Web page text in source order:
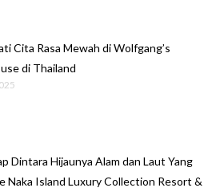
Cita Rasa Mewah di Wolfgang’s
di Thailand
Dintara Hijaunya Alam dan Laut Yang
Naka Island Luxury Collection Resort &